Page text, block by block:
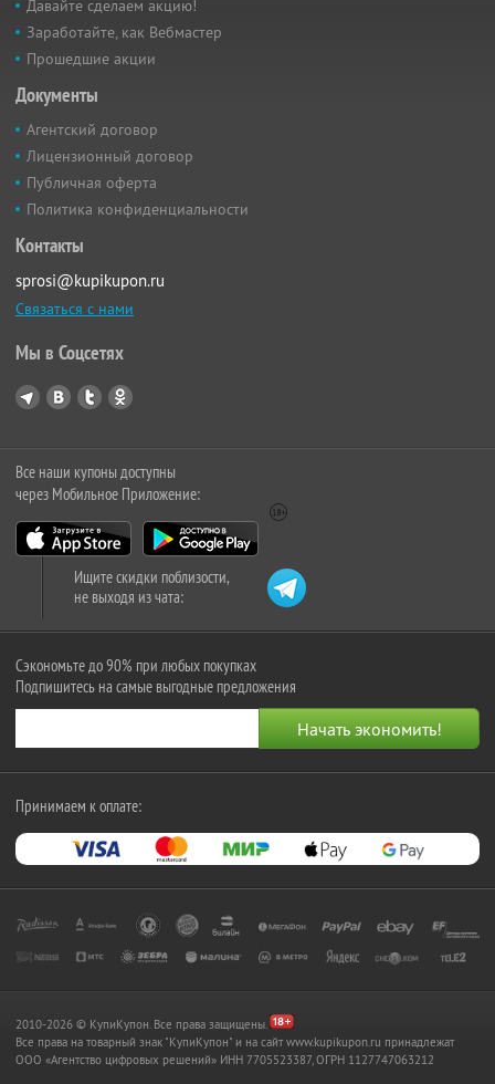
Давайте сделаем акцию!
Заработайте, как Вебмастер
Прошедшие акции
Документы
Агентский договор
Лицензионный договор
Публичная оферта
Политика конфиденциальности
Контакты
sprosi@kupikupon.ru
Связаться с нами
Мы в Соцсетях
Все наши купоны доступны
через Мобильное Приложение:
Ищите скидки поблизости,
не выходя из чата:
Сэкономьте до 90% при любых покупках
Подпишитесь на самые выгодные предложения
Принимаем к оплате:
2010-2026 © КупиКупон. Все права защищены.
Все права на товарный знак "КупиКупон" и на сайт www.kupikupon.ru принадлежат
OOO «Агентство цифровых решений» ИНН 7705523387, ОГРН 1127747063212